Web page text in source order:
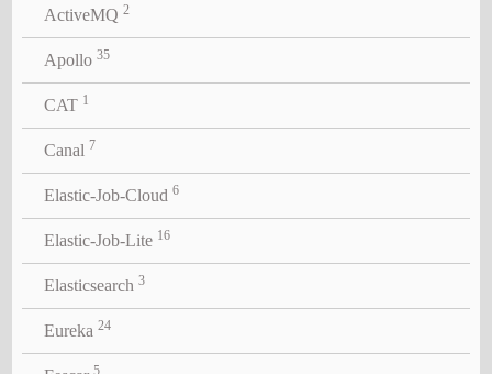
ActiveMQ 2
Apollo 35
CAT 1
Canal 7
Elastic-Job-Cloud 6
Elastic-Job-Lite 16
Elasticsearch 3
Eureka 24
5